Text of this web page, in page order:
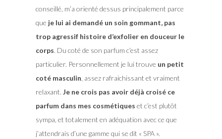
conseillé, m’a orienté dessus principalement parce
que je lui ai demandé un soin gommant, pas
trop agressif histoire d’exfolier en douceur le
corps. Du coté de son parfum c’est assez
particulier. Personnellement je lui trouve un petit
coté masculin , assez rafraichissant et vraiment
relaxant. Je ne crois pas avoir déjà croisé ce
parfum dans mes cosmétiques et c’est plutôt
sympa, et totalement en adéquation avec ce que
j’attendrais d’une gamme qui se dit « SPA ».